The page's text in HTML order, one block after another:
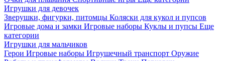
Игрушки для девочек
Зверушки, фигурки, питомцы Коляски для кукол и пупсов
Игровые дома и замки Игровые наборы Куклы и пупсы Еще
категории
Игрушки для мальчиков
Герои Игровые наборы Игрушечный транспорт Оружие